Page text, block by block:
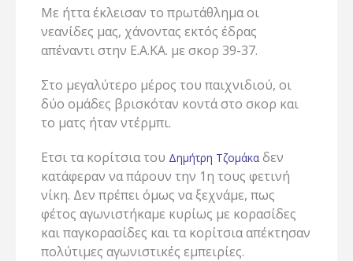
Με ήττα έκλεισαν το πρωτάθλημα οι
νεανίδες μας, χάνοντας εκτός έδρας
απέναντι στην Ε.Α.ΚΑ. με σκορ 39-37.
Στο μεγαλύτερο μέρος του παιχνιδιού, οι
δύο ομάδες βρισκόταν κοντά στο σκορ και
το ματς ήταν ντέρμπι.
Ετσι τα κορίτσια του Δημήτρη Τζομάκαδεν
κατάφεραν να πάρουν την 1η τους φετινή
νίκη. Δεν πρέπει όμως να ξεχνάμε, πως
φέτος αγωνιστήκαμε κυρίως με κορασίδες
και παγκορασίδες και τα κορίτσια απέκτησαν
πολύτιμες αγωνιστικές εμπειρίες.